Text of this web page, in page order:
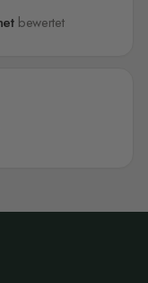
bewertet